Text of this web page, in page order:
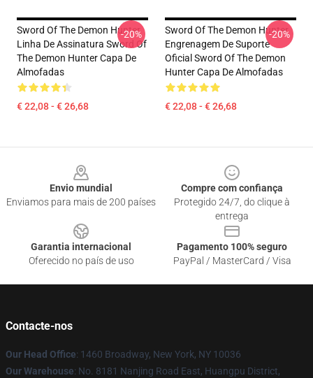
Sword Of The Demon Hunter
Linha De Assinatura Sword Of
The Demon Hunter Capa De
Almofadas
€ 22,08 - € 26,68
-20%
Sword Of The Demon Hunter
Engrenagem De Suporte
Oficial Sword Of The Demon
Hunter Capa De Almofadas
€ 22,08 - € 26,68
-20%
Envio mundial
Enviamos para mais de 200 países
Compre com confiança
Protegido 24/7, do clique à
entrega
Garantia internacional
Oferecido no país de uso
Pagamento 100% seguro
PayPal / MasterCard / Visa
Contacte-nos
Our Head Office: 1460 Broadway, New York, NY 10036
Our Warehouse: No. 8181 Nanjing Road East, Huangpu District,